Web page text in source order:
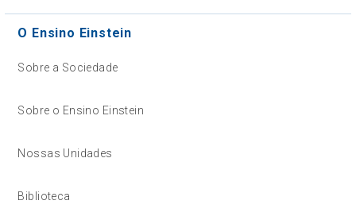
O Ensino Einstein
Sobre a Sociedade
Sobre o Ensino Einstein
Nossas Unidades
Biblioteca